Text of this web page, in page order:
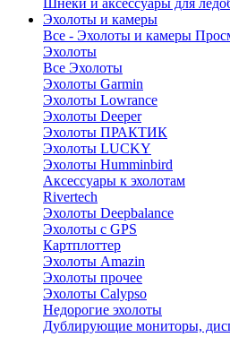
Шнеки и аксессуары для
Эхолоты и камеры
Все - Эхолоты и камеры
Эхолоты
Все Эхолоты
Эхолоты Garmin
Эхолоты Lowrance
Эхолоты Deeper
Эхолоты ПРАКТИК
Эхолоты LUCKY
Эхолоты Humminbird
Аксессуары к эхолотам
Rivertech
Эхолоты Deepbalance
Эхолоты с GPS
Картплоттер
Эхолоты Amazin
Эхолоты прочее
Эхолоты Calypso
Недорогие эхолоты
Дублирующие мониторы,